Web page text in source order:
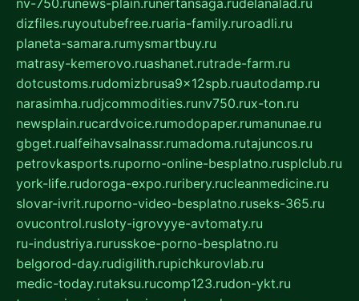
nv-750.runews-plain.runertansaga.rudelanalad.ru
dizfiles.ruyoutubefree.ruaria-family.ruroadli.ru
planeta-samara.rumysmartbuy.ru
matrasy-kemerovo.ruashanet.rutrade-farm.ru
dotcustoms.rudomizbrusa9x12spb.ruautodamp.ru
narasimha.rudjcommodities.runv750.rux-ton.ru
newsplain.rucardvoice.rumodopaper.rumanunae.ru
gbget.rualfeihavsalnassr.rumadoma.rutajuncos.ru
petrovkasports.ruporno-online-besplatno.rusplclub.ru
york-life.rudoroga-expo.ruribery.rucleanmedicine.ru
slovar-ivrit.ruporno-video-besplatno.ruseks-365.ru
ovucontrol.rusloty-igrovyye-avtomaty.ru
ru-industriya.rurusskoe-porno-besplatno.ru
belgorod-day.rudigilith.rupichkurovlab.ru
medic-today.rutaksu.rucomp123.rudon-ykt.ru